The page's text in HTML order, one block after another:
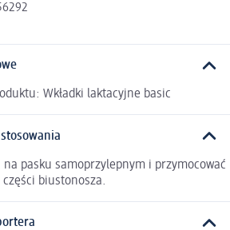
Wkładki laktacyjne basic
pasku samoprzylepnym i przymocować
części biustonosza.